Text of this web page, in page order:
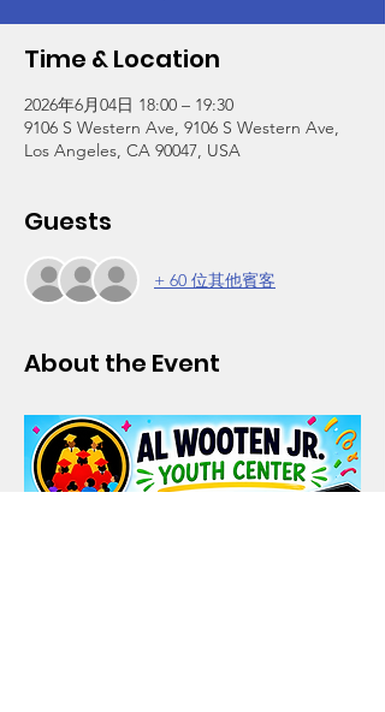
Time & Location
2026年6月04日 18:00 – 19:30
9106 S Western Ave, 9106 S Western Ave,
Los Angeles, CA 90047, USA
Guests
+ 60 位其他賓客
About the Event